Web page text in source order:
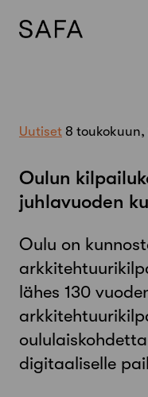
Uutiset 8 toukokuun,
Oulun
juhlavuoden
Oulu on
lähes 130
digitaaliselle